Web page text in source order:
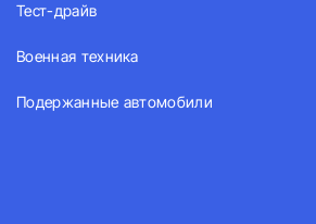
Тест-драйв
Военная техника
Подержанные автомобили